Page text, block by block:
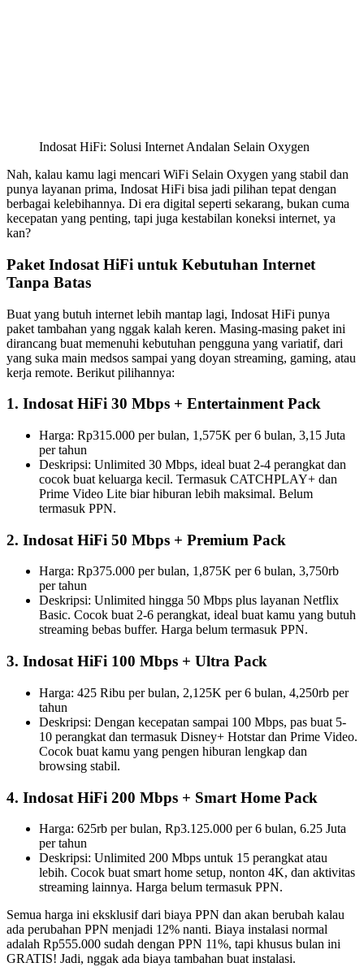
Indosat HiFi: Solusi Internet Andalan Selain Oxygen
Nah, kalau kamu lagi mencari WiFi Selain Oxygen yang stabil dan
punya layanan prima, Indosat HiFi bisa jadi pilihan tepat dengan
berbagai kelebihannya. Di era digital seperti sekarang, bukan cuma
kecepatan yang penting, tapi juga kestabilan koneksi internet, ya
kan?
Paket Indosat HiFi untuk Kebutuhan Internet
Tanpa Batas
Buat yang butuh internet lebih mantap lagi, Indosat HiFi punya
paket tambahan yang nggak kalah keren. Masing-masing paket ini
dirancang buat memenuhi kebutuhan pengguna yang variatif, dari
yang suka main medsos sampai yang doyan streaming, gaming, atau
kerja remote. Berikut pilihannya:
1. Indosat HiFi 30 Mbps + Entertainment Pack
Harga: Rp315.000 per bulan, 1,575K per 6 bulan, 3,15 Juta
per tahun
Deskripsi: Unlimited 30 Mbps, ideal buat 2-4 perangkat dan
cocok buat keluarga kecil. Termasuk CATCHPLAY+ dan
Prime Video Lite biar hiburan lebih maksimal. Belum
termasuk PPN.
2. Indosat HiFi 50 Mbps + Premium Pack
Harga: Rp375.000 per bulan, 1,875K per 6 bulan, 3,750rb
per tahun
Deskripsi: Unlimited hingga 50 Mbps plus layanan Netflix
Basic. Cocok buat 2-6 perangkat, ideal buat kamu yang butuh
streaming bebas buffer. Harga belum termasuk PPN.
3. Indosat HiFi 100 Mbps + Ultra Pack
Harga: 425 Ribu per bulan, 2,125K per 6 bulan, 4,250rb per
tahun
Deskripsi: Dengan kecepatan sampai 100 Mbps, pas buat 5-
10 perangkat dan termasuk Disney+ Hotstar dan Prime Video.
Cocok buat kamu yang pengen hiburan lengkap dan
browsing stabil.
4. Indosat HiFi 200 Mbps + Smart Home Pack
Harga: 625rb per bulan, Rp3.125.000 per 6 bulan, 6.25 Juta
per tahun
Deskripsi: Unlimited 200 Mbps untuk 15 perangkat atau
lebih. Cocok buat smart home setup, nonton 4K, dan aktivitas
streaming lainnya. Harga belum termasuk PPN.
Semua harga ini eksklusif dari biaya PPN dan akan berubah kalau
ada perubahan PPN menjadi 12% nanti. Biaya instalasi normal
adalah Rp555.000 sudah dengan PPN 11%, tapi khusus bulan ini
GRATIS! Jadi, nggak ada biaya tambahan buat instalasi.